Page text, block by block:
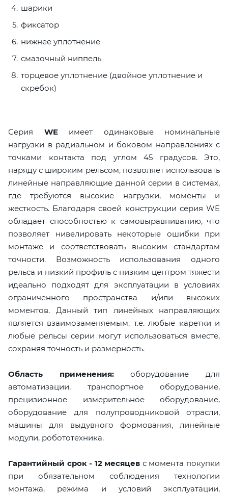
шарики
фиксатор
нижнее уплотнение
смазочный ниппель
торцевое уплотнение (двойное уплотнение и
скребок)
Серия WEимеет одинаковые номинальные
нагрузки в радиальном и боковом направлениях с
точками контакта под углом 45 градусов. Это,
наряду с широким рельсом, позволяет использовать
линейные направляющие данной серии в системах,
где требуются высокие нагрузки, моменты и
жесткость. Благодаря своей конструкции серия WE
обладает способностью к самовыравниванию, что
позволяет нивелировать некоторые ошибки при
монтаже и соответствовать высоким стандартам
точности. Возможность использования одного
рельса и низкий профиль с низким центром тяжести
идеально подходят для эксплуатации в условиях
ограниченного пространства и/или высоких
моментов. Данный тип линейных направляющих
является взаимозаменяемым, т.е. любые каретки и
любые рельсы серии могут использоваться вместе,
сохраняя точность и размерность.
Область применения:оборудование для
автоматизации, транспортное оборудование,
прецизионное измерительное оборудование,
оборудование для полупроводниковой отрасли,
машины для выдувного формования, линейные
модули, робототехника.
Гарантийный срок - 12 месяцев с момента покупки
при обязательном соблюдения технологии
монтажа, режима и условий эксплуатации,